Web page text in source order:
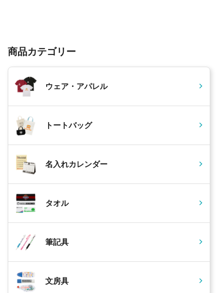
商品カテゴリー
ウェア・アパレル
トートバッグ
名入れカレンダー
タオル
筆記具
文房具